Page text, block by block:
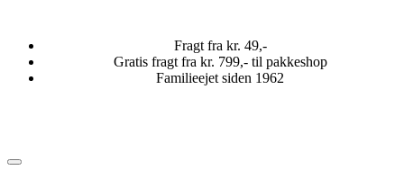
Fragt fra kr. 49,-
Gratis fragt fra kr. 799,- til pakkeshop
Familieejet siden 1962